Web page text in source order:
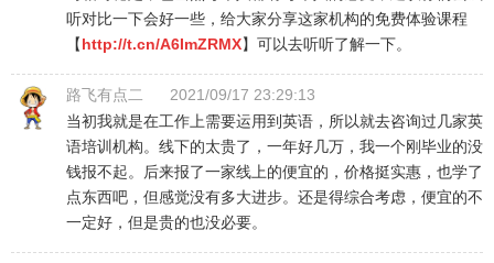
听对比一下会好一些，给大家分享这家机构的免费体验课程
【http://t.cn/A6ImZRMX】可以去听听了解一下。
路飞有点二
2021/09/17 23:29:13
当初我就是在工作上需要运用到英语，所以就去咨询过几家英
语培训机构。线下的太贵了，一年好几万，我一个刚毕业的没
钱报不起。后来报了一家线上的便宜的，价格挺实惠，也学了
点东西吧，但感觉没有多大进步。还是得综合考虑，便宜的不
一定好，但是贵的也没必要。